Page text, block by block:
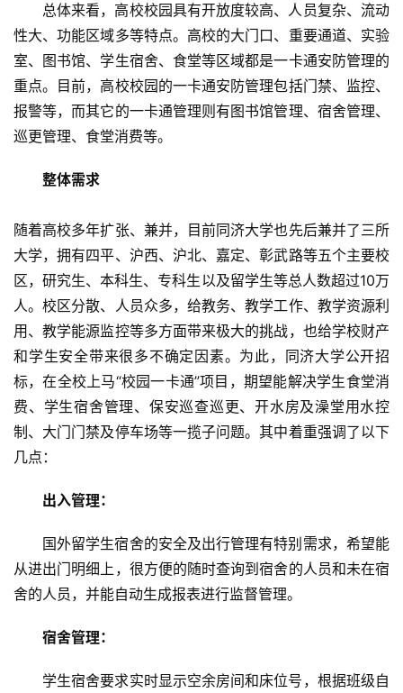
总体来看，高校校园具有开放度较高、人员复杂、流动
性大、功能区域多等特点。高校的大门口、重要通道、实验
室、图书馆、学生宿舍、食堂等区域都是一卡通安防管理的
重点。目前，高校校园的一卡通安防管理包括门禁、监控、
报警等，而其它的一卡通管理则有图书馆管理、宿舍管理、
巡更管理、食堂消费等。
整体需求
随着高校多年扩张、兼并，目前同济大学也先后兼并了三所
大学，拥有四平、沪西、沪北、嘉定、彰武路等五个主要校
区，研究生、本科生、专科生以及留学生等总人数超过10万
人。校区分散、人员众多，给教务、教学工作、教学资源利
用、教学能源监控等多方面带来极大的挑战，也给学校财产
和学生安全带来很多不确定因素。为此，同济大学公开招
标，在全校上马“校园一卡通”项目，期望能解决学生食堂消
费、学生宿舍管理、保安巡查巡更、开水房及澡堂用水控
制、大门门禁及停车场等一揽子问题。其中着重强调了以下
几点：
出入管理：
国外留学生宿舍的安全及出行管理有特别需求，希望能
从进出门明细上，很方便的随时查询到宿舍的人员和未在宿
舍的人员，并能自动生成报表进行监督管理。
宿舍管理：
学生宿舍要求实时显示空余房间和床位号，根据班级自